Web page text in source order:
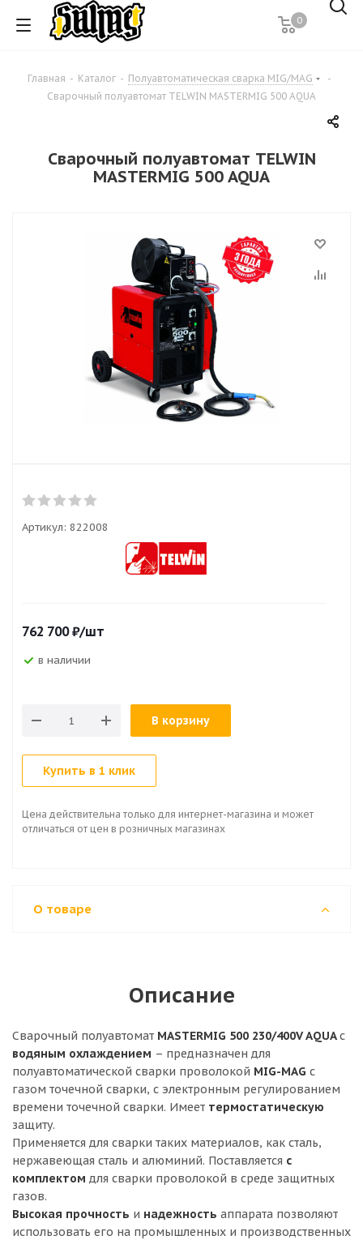
0
Главная - Каталог - Полуавтоматическая сварка MIG/MAG
-
Сварочный полуавтомат TELWIN MASTERMIG 500 AQUA
Сварочный полуавтомат TELWIN
MASTERMIG 500 AQUA
Артикул: 822008
762 700₽/шт
в наличии
В корзину
Купить в 1 клик
Цена действительна только для интернет-магазина и может
отличаться от цен в розничных магазинах
О товаре
Описание
Сварочный полуавтомат MASTERMIG 500 230/400V AQUAс
водяным охлаждением – предназначен для
полуавтоматической сварки проволокой MIG-MAG с
газом точечной сварки, с электронным регулированием
времени точечной сварки. Имеет термостатическую
защиту.
Применяется для сварки таких материалов, как сталь,
нержавеющая сталь и алюминий. Поставляется с
комплектом для сварки проволокой в среде защитных
газов.
Высокая прочность и надежность аппарата позволяют
использовать его на промышленных и производственных